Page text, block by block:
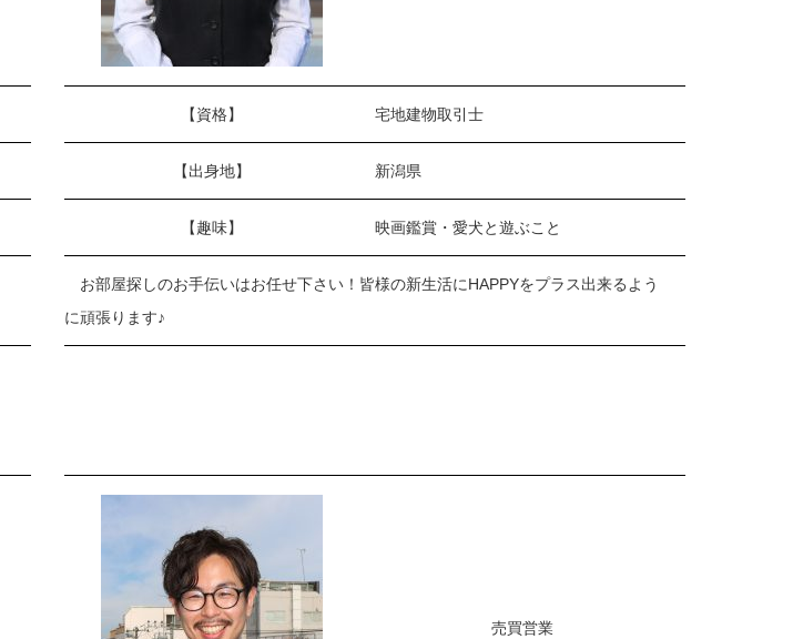
【資格】 宅地建物取引士
【出身地】 新潟県
【趣味】 映画鑑賞・愛犬と遊ぶこと
お部屋探しのお手伝いはお任せ下さい！皆様の新生活にHAPPYをプラス出来るよう
に頑張ります♪
売買営業